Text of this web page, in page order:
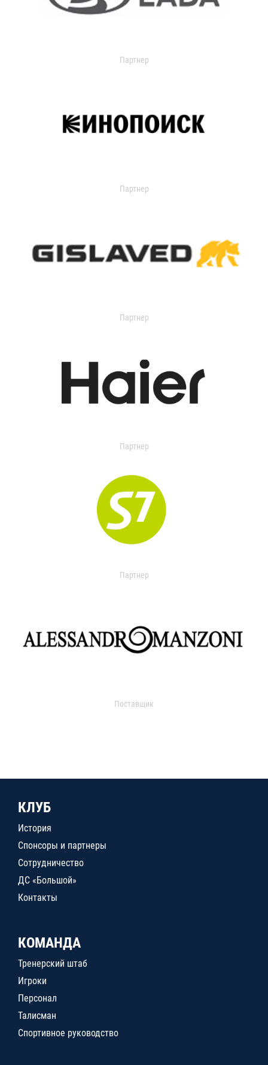
Партнер
Партнер
Партнер
Партнер
Партнер
Поставщик
КЛУБ
История
Спонсоры и партнеры
Сотрудничество
ДС «Большой»
Контакты
КОМАНДА
Тренерский штаб
Игроки
Персонал
Талисман
Спортивное руководство